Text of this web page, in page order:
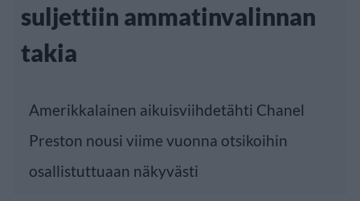
suljettiin ammatinvalinnan
takia
Amerikkalainen aikuisviihdetähti Chanel
Preston nousi viime vuonna otsikoihin
osallistuttuaan näkyvästi